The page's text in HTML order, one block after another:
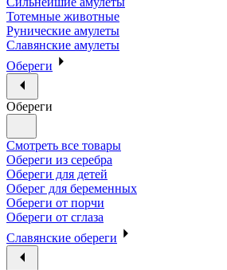
Тотемные животные
Рунические амулеты
Славянские амулеты
Обереги
Обереги
Смотреть все товары
Обереги из серебра
Обереги для детей
Оберег для беременных
Обереги от порчи
Обереги от сглаза
Славянские обереги